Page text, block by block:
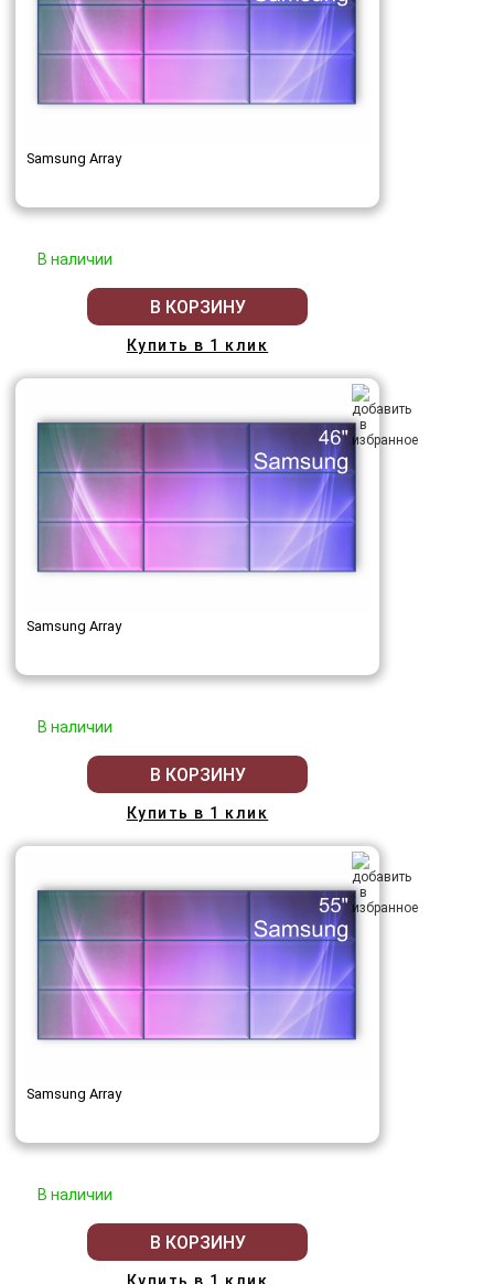
Samsung Array
В наличии
В КОРЗИНУ
Купить в 1 клик
Samsung Array
В наличии
В КОРЗИНУ
Купить в 1 клик
Samsung Array
В наличии
В КОРЗИНУ